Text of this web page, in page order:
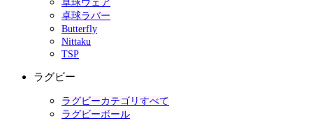
卓球ウェア
卓球ラバー
Butterfly
Nittaku
TSP
ラグビー
ラグビーカテゴリすべて
ラグビーボール